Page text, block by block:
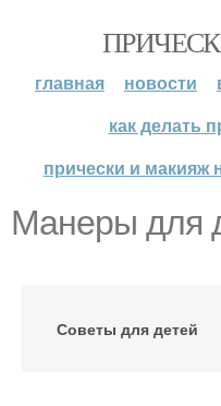
главная новости
как делать
прически и макияж
Манеры для
Советы для детей